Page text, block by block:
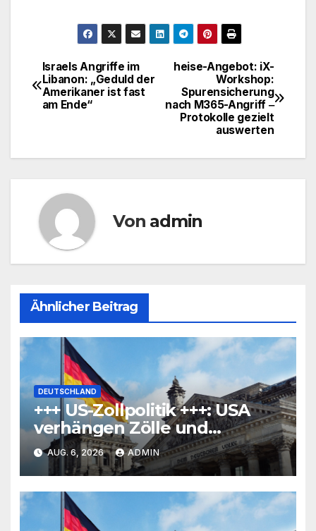
Beitragsnavigation
heise-Angebot: iX-
Workshop:
Spurensicherung
nach M365-Angriff ‒
Protokolle gezielt
auswerten
Israels Angriffe im
Libanon: „Geduld der
Amerikaner ist fast
am Ende“
Von admin
Ähnlicher Beitrag
DEUTSCHLAND
+++ US-Zollpolitik +++: USA
verhängen Zölle und
Mindestpreise für
Polysilizium-Produkte
AUG. 6, 2026 ADMIN